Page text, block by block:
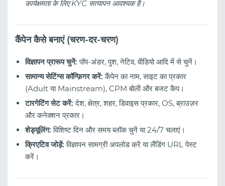
कार्यक्षमता के लिए KYC सत्यापन आवश्यक है।
कैंपेन कैसे बनाएं (चरण-दर-चरण)
विज्ञापन प्रारूप चुनें: पॉप-अंडर, पुश, नेटिव, वीडियो आदि में से चुनें।
सामान्य सेटिंग्स कॉन्फ़िगर करें: कैंपेन का नाम, साइट का प्रकार
(Adult या Mainstream), CPM बोली और बजट कैप।
टारगेटिंग सेट करें: देश, क्षेत्र, शहर, डिवाइस प्रकार, OS, ब्राउज़र
और कनेक्शन प्रकार।
शेड्यूलिंग: विशिष्ट दिन और समय ब्लॉक चुनें या 24/7 चलाएं।
क्रिएटिव जोड़ें: विज्ञापन सामग्री अपलोड करें या लैंडिंग URL पेस्ट
करें।